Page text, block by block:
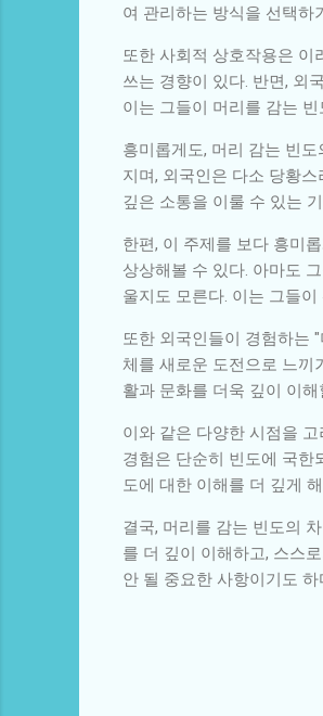
여 관리하는 방식을 선택하
또한 사회적 상호작용은 이
쓰는 경향이 있다. 반면, 외
이는 그들이 머리를 감는
흥미롭게도, 머리 감는 빈
지며, 외국인은 다소 당황
깊은 소통을 이룰 수 있는
한편, 이 주제를 보다 흥미
상상해볼 수 있다. 아마도
울지도 모른다. 이는 그들
또한 외국인들이 경험하는
체를 새로운 도전으로 느끼
활과 문화를 더욱 깊이 이
이와 같은 다양한 시점을
경험은 단순히 빈도에 국한
도에 대한 이해를 더 깊게
결국, 머리를 감는 빈도의
를 더 깊이 이해하고, 스스
안 될 중요한 사항이기도 하